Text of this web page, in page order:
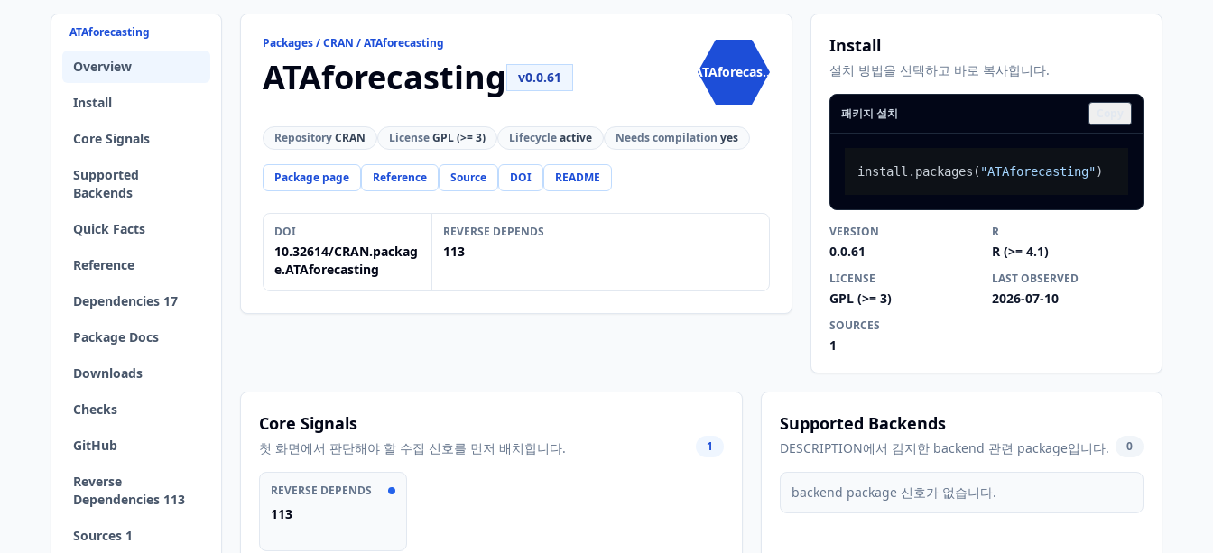
ATAforecasting
Overview
Install
Core Signals
Supported
Backends
Quick Facts
Reference
Dependencies 17
Package Docs
Downloads
Checks
GitHub
Reverse
Dependencies 113
Sources 1
Packages / CRAN / ATAforecasting
ATAforecasting v0.0.61 ATAforecas...
RepositoryCRAN LicenseGPL (>= 3) Lifecycleactive Needs compilation yes
Package page Reference Source DOI README
DOI
10.32614/CRAN.packag
e.ATAforecasting
REVERSE DEPENDS
113
Install
설치 방법을 선택하고 바로 복사합니다.
패키지 설치
install.packages ( "ATAforecasting")
VERSION
0.0.61
R
R (>= 4.1)
LICENSE
GPL (>= 3)
LAST OBSERVED
2026-07-10
SOURCES
1
Core Signals
첫 화면에서 판단해야 할 수집 신호를 먼저 배치합니다. 1
REVERSE DEPENDS
113
Supported Backends
DESCRIPTION에서 감지한 backend 관련 package입니다. 0
backend package 신호가 없습니다.